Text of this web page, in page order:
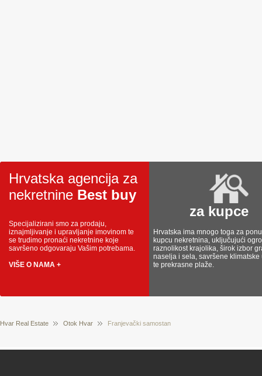
Hrvatska agencija za
nekretnine Best buy
Specijalizirani smo za prodaju,
iznajmljivanje i upravljanje imovinom te
se trudimo pronaći nekretnine koje
savršeno odgovaraju Vašim potrebama.
VIŠE O NAMA +
za kupce
Hrvatska ima mnogo toga za
kupcu nekretnina, uključujući
raznolikost krajolika, širok izbor
naselja i sela, savršene klimatske
te prekrasne plaže.
Hvar Real Estate Otok Hvar Franjevački samostan